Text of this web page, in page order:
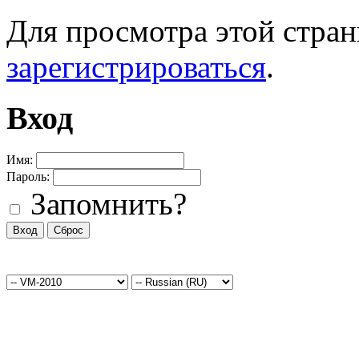
Для просмотра этой
зарегистрироваться.
Вход
Имя:
Пароль:
Запомнить?